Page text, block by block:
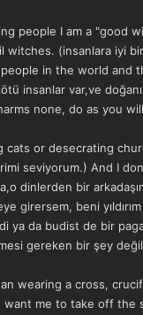
people I am a "good
(insanlara iyi bir
in the world
insanlar var,ve
none, do as you
or desecrating
seviyorum.) And I
dinlerden bir
girersem, beni
da budist de bir
gereken bir şey
wearing a cross,
want me to take off